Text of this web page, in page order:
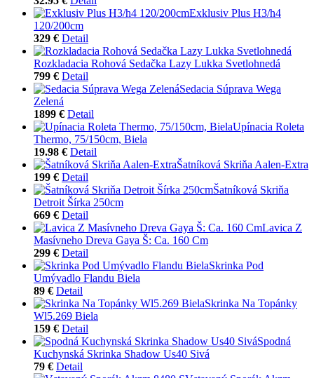
Exklusiv Plus H3/h4
120/200cm
329 € Detail
Rozkladacia Rohová Sedačka Lazy Lukka Svetlohnedá
799 € Detail
Sedacia Súprava Wega
Zelená
1899 € Detail
Upínacia Roleta
Thermo, 75/150cm, Biela
19.98 € Detail
Šatníková Skriňa Aalen-Extra
199 € Detail
Šatníková Skriňa
Detroit Šírka 250cm
669 € Detail
Lavica Z
Masívneho Dreva Gaya Š: Ca. 160 Cm
299 € Detail
Skrinka Pod
Umývadlo Flandu Biela
89 € Detail
Skrinka Na Topánky
Wl5.269 Biela
159 € Detail
Spodná
Kuchynská Skrinka Shadow Us40 Sivá
79 € Detail